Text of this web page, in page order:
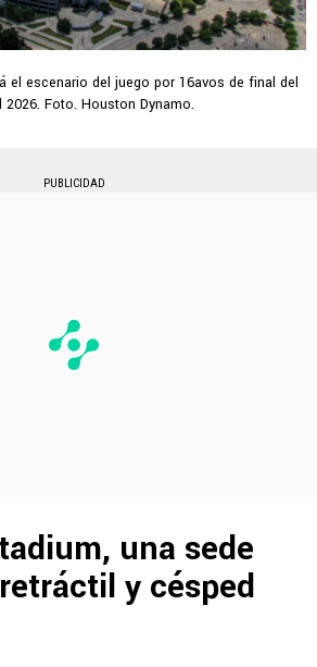
el escenario del juego por 16avos de final del
2026. Foto. Houston Dynamo.
PUBLICIDAD
una sede
y césped